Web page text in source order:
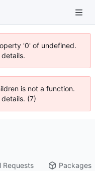
'0' of undefined.
is not a function.
(7)
Requests Packages